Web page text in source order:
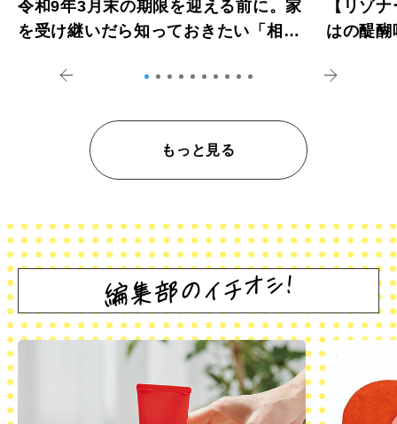
令和9年3月末の期限を迎える前に。家
を受け継いだら知っておきたい「相続
【リゾ
はの醍
もっと見る